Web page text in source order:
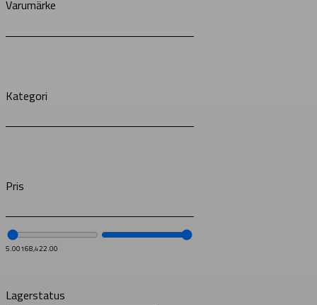
Varumärke
Kategori
Pris
5.00168,422.00
Lagerstatus